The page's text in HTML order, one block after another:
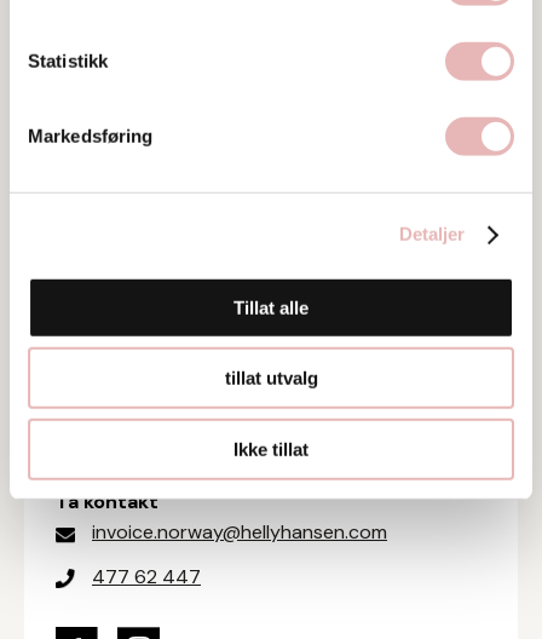
Statistikk
Markedsføring
Detaljer
Tillat alle
tillat utvalg
Ikke tillat
Nygata 16, 4006 Stavanger
Web
Ta kontakt
invoice.norway@hellyhansen.com
477 62 447